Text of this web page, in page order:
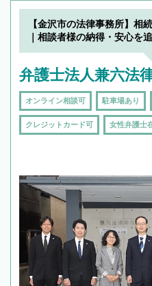
【金沢市の法律事務所】相
｜相談者様の納得・安心を
弁護士法人兼六法
オンライン相談可 駐車場あり
クレジットカード可 女性弁護士